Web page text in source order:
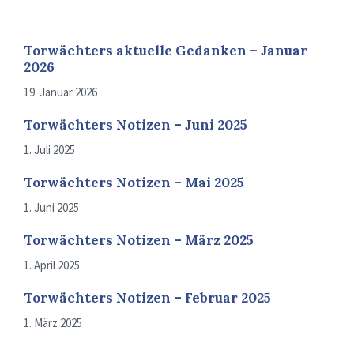
Torwächters aktuelle Gedanken – Januar
2026
19. Januar 2026
Torwächters Notizen – Juni 2025
1. Juli 2025
Torwächters Notizen – Mai 2025
1. Juni 2025
Torwächters Notizen – März 2025
1. April 2025
Torwächters Notizen – Februar 2025
1. März 2025